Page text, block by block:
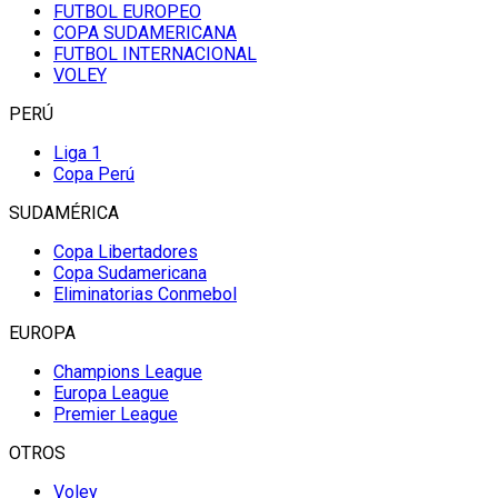
FUTBOL EUROPEO
COPA SUDAMERICANA
FUTBOL INTERNACIONAL
VOLEY
PERÚ
Liga 1
Copa Perú
SUDAMÉRICA
Copa Libertadores
Copa Sudamericana
Eliminatorias Conmebol
EUROPA
Champions League
Europa League
Premier League
OTROS
Voley